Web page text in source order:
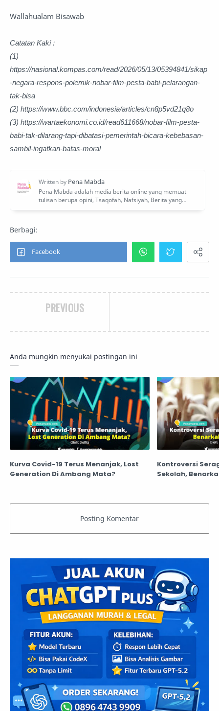
Wallahualam Bisawab
Catatan Kaki :
(1)
https://nasional.kompas.com/read/2026/05/13/05394841/sikap
-negara-respons-polemik-nobar-film-pesta-babi-pelarangan-
tak-bisa
(2) https://www.bbc.com/indonesia/articles/cn8p5vd21q8o
(3) https://wartaekonomi.co.id/read611668/nobar-film-pesta-
babi-tak-dilarang-tapi-dibatasi-pemerintah-bicara-kebebasan-
sambil-ingatkan-batas-moral
PREVIOUS
Anda mungkin menyukai postingan ini
Kurva Covid-19 Terus Menanjak, Lost
Generation Di Ambang Mata?
Kontroversi
Sekolah,